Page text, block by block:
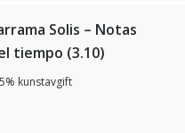
Solis – Notas
tiempo (3.10)
kunstavgift